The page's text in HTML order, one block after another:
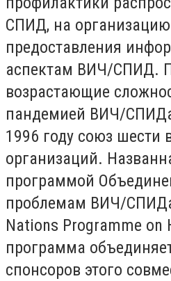
СПИД, на
предоставления
аспектам ВИЧ/СПИД.
возрастающие
пандемией ВИЧ/
1996 году союз шести
организаций.
программой
проблемам ВИЧ/
Nations Programme on
программа
спонсоров этого